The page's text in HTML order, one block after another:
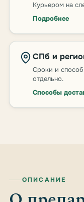
Курьером на
Подробнее
СПб и
Сроки и способ
отдельно.
Способы
ОПИСАНИЕ